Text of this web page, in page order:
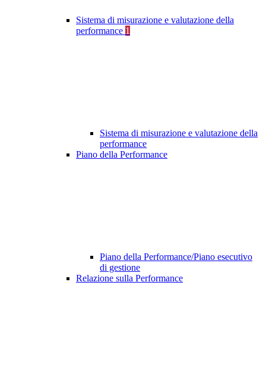
Sistema di misurazione e valutazione della
performance 1
Sistema di misurazione e valutazione della
performance
Piano della Performance
Piano della Performance/Piano esecutivo
di gestione
Relazione sulla Performance